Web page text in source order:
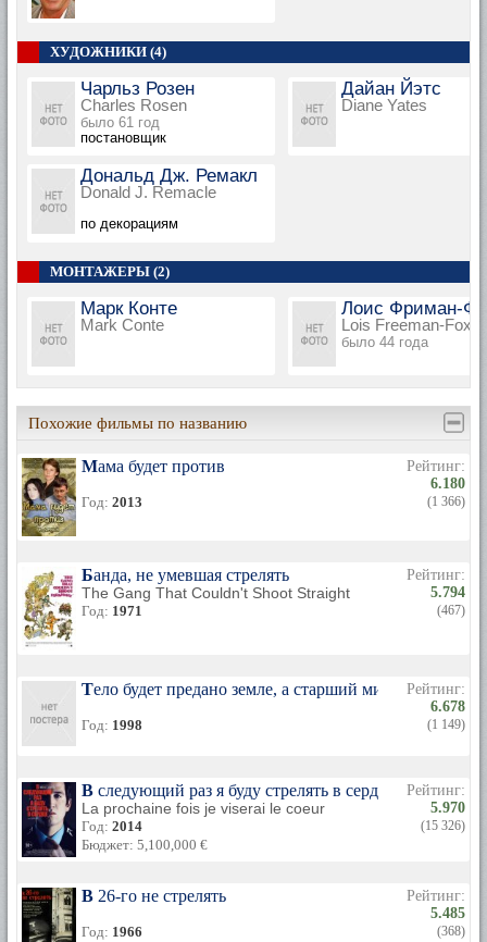
ХУДОЖНИКИ (4)
Чарльз Розен
Charles Rosen
было 61 год
постановщик
Дайан Йэтс
Diane Yates
Дональд Дж. Ремакл
Donald J. Remacle
по декорациям
МОНТАЖЕРЫ (2)
Марк Конте
Mark Conte
Лоис Фриман-
Lois Freeman-Fox
было 44 года
Похожие фильмы по названию
Мама будет против
Год: 2013
Рейтинг:
6.180
(1 366)
Банда, не умевшая стрелять
The Gang That Couldn't Shoot Straight
Год: 1971
Рейтинг:
5.794
(467)
Тело будет предано земле, а старший мичман будет
Год: 1998
Рейтинг:
6.678
(1 149)
В следующий раз я буду стрелять в сердце
La prochaine fois je viserai le coeur
Год: 2014
Бюджет: 5,100,000 €
Рейтинг:
5.970
(15 326)
В 26-го не стрелять
Год: 1966
Рейтинг:
5.485
(368)